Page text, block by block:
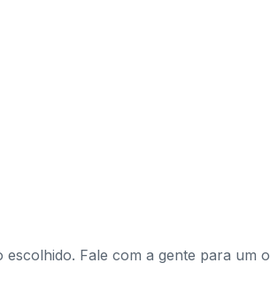
Fale com a gente para um